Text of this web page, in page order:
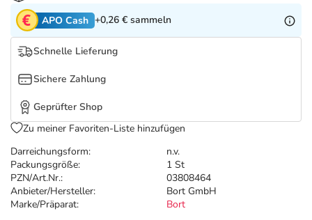
Tierapotheke
Vitamine & Mineralstoffe
Marken
Salus Deals
Darreichungsform:
n.v.
Packungsgröße:
1 St
PZN/Art.Nr.:
03808464
Anbieter/Hersteller:
Bort GmbH
Marke/Präparat:
Bort
APO Cash +0,26 € sammeln
Schnelle Lieferung
Sichere Zahlung
Geprüfter Shop
Zu meiner Favoriten-Liste hinzufügen